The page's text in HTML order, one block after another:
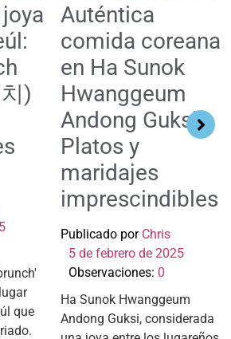
)
que
Auténtica
comida coreana
en Ha Sunok
Hwanggeum
Andong Guksi:
Platos y
maridajes
imprescindibles
Publicado por Chris
5 de febrero de 2025
Observaciones: 0
Ha Sunok Hwanggeum
Andong Guksi, considerada